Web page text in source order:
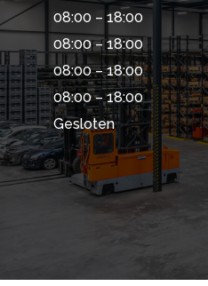
08:00 – 18:00
08:00 – 18:00
08:00 – 18:00
08:00 – 18:00
Gesloten